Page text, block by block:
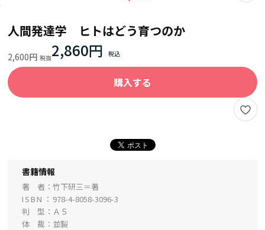
人間発達学 ヒトはどう育つのか
2,600円 2,860円
購入する
書籍情報
著 者
竹下研三＝著
ISBN
978-4-8058-3096-3
判 型
Ａ５
体 裁
並製